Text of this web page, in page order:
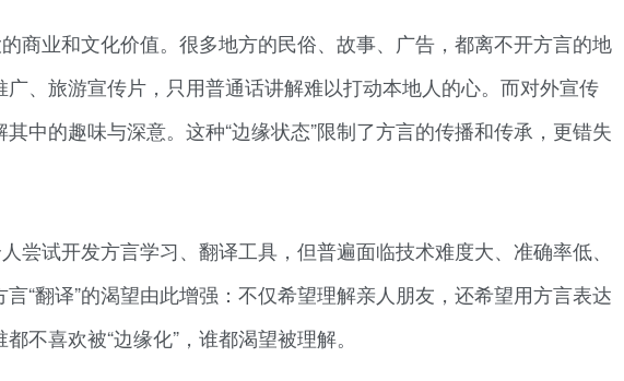
商业和文化价值。很多地方的民俗、故事、广告，都离不开方言的地
、旅游宣传片，只用普通话讲解难以打动本地人的心。而对外宣传
中的趣味与深意。这种“边缘状态”限制了方言的传播和传承，更错失
尝试开发方言学习、翻译工具，但普遍面临技术难度大、准确率低、
“翻译”的渴望由此增强：不仅希望理解亲人朋友，还希望用方言表达
不喜欢被“边缘化”，谁都渴望被理解。